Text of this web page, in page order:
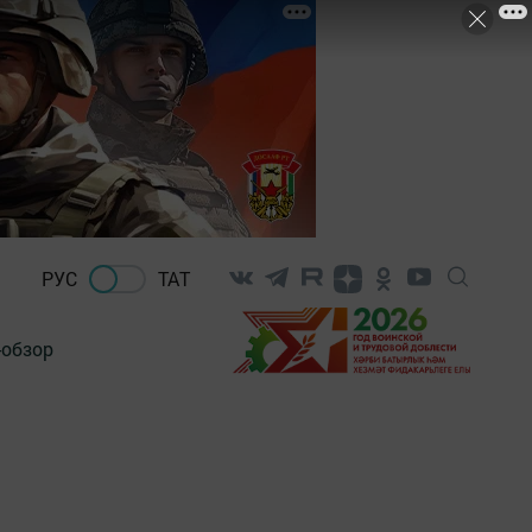
РУС ТАТ